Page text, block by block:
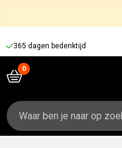
365 dagen bedenktijd
Zoeken
naar: